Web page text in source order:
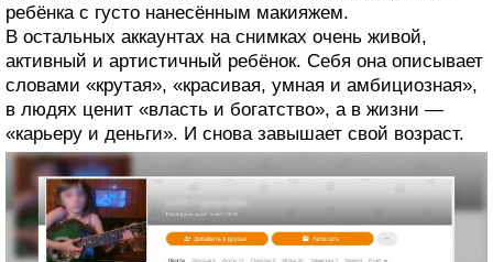
ребёнка с густо нанесённым макияжем.
В остальных аккаунтах на снимках очень живой,
активный и артистичный ребёнок. Себя она описывает
словами «крутая», «красивая, умная и амбициозная»,
в людях ценит «власть и богатство», а в жизни —
«карьеру и деньги». И снова завышает свой возраст.